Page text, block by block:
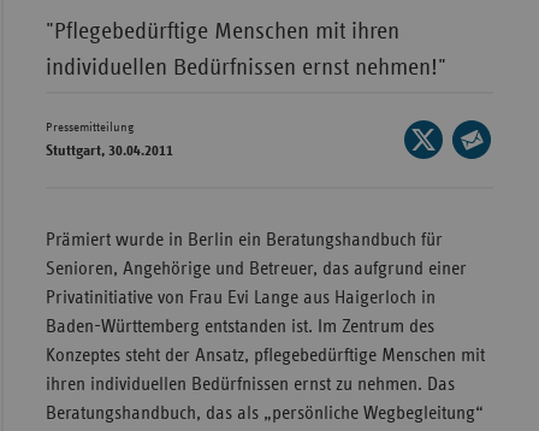
"Pflegebedürftige Menschen mit ihren
individuellen Bedürfnissen ernst nehmen!"
Pressemitteilung
Stuttgart, 30.04.2011
Seite
auf
Prämiert wurde in Berlin ein Beratungshandbuch für
Senioren, Angehörige und Betreuer, das aufgrund einer
Privatinitiative von Frau Evi Lange aus Haigerloch in
Baden-Württemberg entstanden ist. Im Zentrum des
Konzeptes steht der Ansatz, pflegebedürftige Menschen mit
ihren individuellen Bedürfnissen ernst zu nehmen. Das
Beratungshandbuch, das als „persönliche Wegbegleitung“